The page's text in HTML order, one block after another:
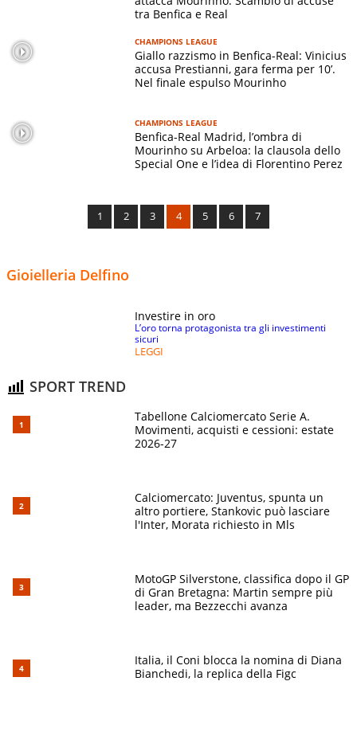
tra Benfica e Real
CHAMPIONS LEAGUE
Giallo razzismo in Benfica-Real: Vinicius
accusa Prestianni, gara ferma per 10’.
Nel finale espulso Mourinho
CHAMPIONS LEAGUE
Benfica-Real Madrid, l’ombra di
Mourinho su Arbeloa: la clausola dello
Special One e l’idea di Florentino Perez
1 2 3 4 5 6 7
Gioielleria Delfino
Investire in oro
L’oro torna protagonista tra gli investimenti
sicuri
LEGGI
SPORT TREND
Tabellone Calciomercato Serie A.
Movimenti, acquisti e cessioni: estate
2026-27
Calciomercato: Juventus, spunta un
altro portiere, Stankovic può lasciare
l'Inter, Morata richiesto in Mls
MotoGP Silverstone, classifica dopo il GP
di Gran Bretagna: Martin sempre più
leader, ma Bezzecchi avanza
Italia, il Coni blocca la nomina di Diana
Bianchedi, la replica della Figc